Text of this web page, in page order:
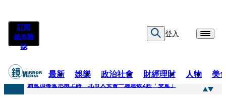
訂閱
紙本雜
誌
登入
最新 娛樂 政治社會 財經理財 人物 美
快訊
酒駕加毒駕危險上路 北市大安警一週連破2起「雙駕」